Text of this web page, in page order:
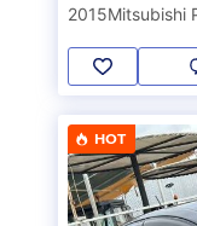
2015Mitsubishi
HOT